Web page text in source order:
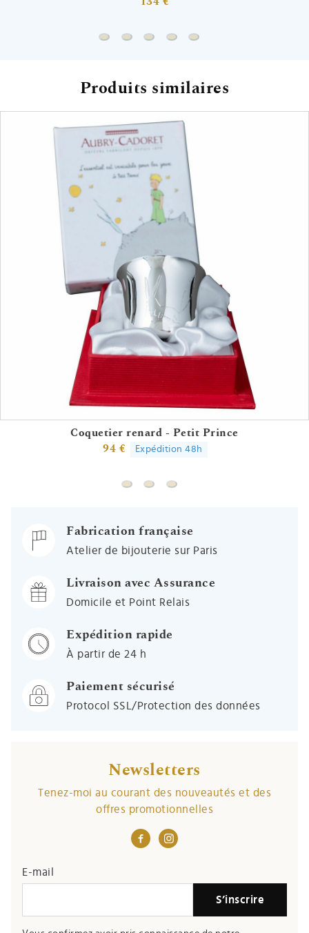
Produits similaires
Coquetier renard - Petit Prince
94 €
Expédition 48h
Fabrication française
Atelier de bijouterie sur Paris
Livraison avec Assurance
Domicile et Point Relais
Expédition rapide
À partir de 24 h
Paiement sécurisé
Protocol SSL/Protection des données
Newsletters
Tenez-moi au courant des nouveautés et des
offres promotionnelles
E-mail
S’inscrire